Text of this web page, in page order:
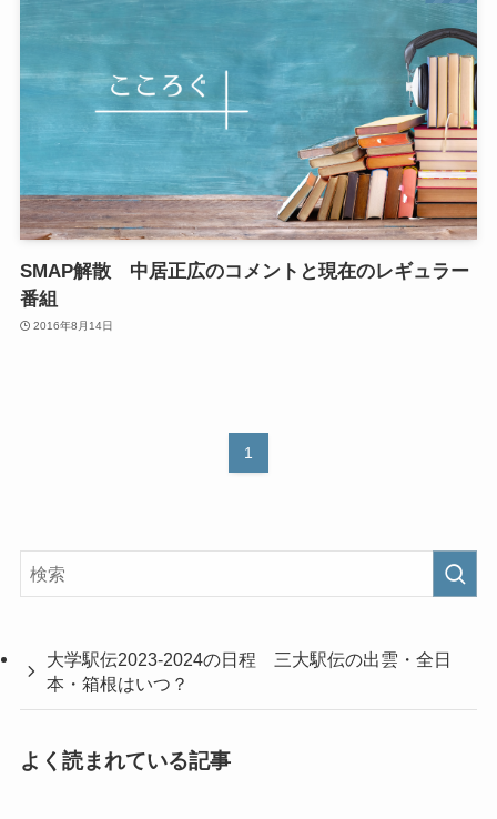
SMAP解散 中居正広のコメントと現在のレギュラー
番組
2016年8月14日
1
大学駅伝2023-2024の日程 三大駅伝の出雲・全日
本・箱根はいつ？
よく読まれている記事